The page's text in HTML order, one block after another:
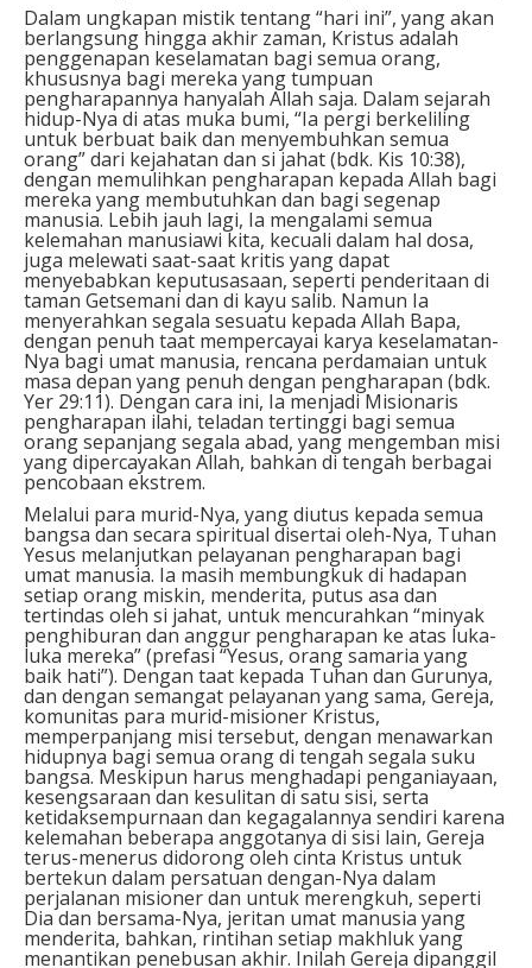
Dalam ungkapan mistik tentang “hari ini”, yang akan
berlangsung hingga akhir zaman, Kristus adalah
penggenapan keselamatan bagi semua orang,
khususnya bagi mereka yang tumpuan
pengharapannya hanyalah Allah saja. Dalam sejarah
hidup-Nya di atas muka bumi, “Ia pergi berkeliling
untuk berbuat baik dan menyembuhkan semua
orang” dari kejahatan dan si jahat (bdk. Kis 10:38),
dengan memulihkan pengharapan kepada Allah bagi
mereka yang membutuhkan dan bagi segenap
manusia. Lebih jauh lagi, Ia mengalami semua
kelemahan manusiawi kita, kecuali dalam hal dosa,
juga melewati saat-saat kritis yang dapat
menyebabkan keputusasaan, seperti penderitaan di
taman Getsemani dan di kayu salib. Namun Ia
menyerahkan segala sesuatu kepada Allah Bapa,
dengan penuh taat mempercayai karya keselamatan-
Nya bagi umat manusia, rencana perdamaian untuk
masa depan yang penuh dengan pengharapan (bdk.
Yer 29:11). Dengan cara ini, Ia menjadi Misionaris
pengharapan ilahi, teladan tertinggi bagi semua
orang sepanjang segala abad, yang mengemban misi
yang dipercayakan Allah, bahkan di tengah berbagai
pencobaan ekstrem.
Melalui para murid-Nya, yang diutus kepada semua
bangsa dan secara spiritual disertai oleh-Nya, Tuhan
Yesus melanjutkan pelayanan pengharapan bagi
umat manusia. Ia masih membungkuk di hadapan
setiap orang miskin, menderita, putus asa dan
tertindas oleh si jahat, untuk mencurahkan “minyak
penghiburan dan anggur pengharapan ke atas luka-
luka mereka” (prefasi “Yesus, orang samaria yang
baik hati”). Dengan taat kepada Tuhan dan Gurunya,
dan dengan semangat pelayanan yang sama, Gereja,
komunitas para murid-misioner Kristus,
memperpanjang misi tersebut, dengan menawarkan
hidupnya bagi semua orang di tengah segala suku
bangsa. Meskipun harus menghadapi penganiayaan,
kesengsaraan dan kesulitan di satu sisi, serta
ketidaksempurnaan dan kegagalannya sendiri karena
kelemahan beberapa anggotanya di sisi lain, Gereja
terus-menerus didorong oleh cinta Kristus untuk
bertekun dalam persatuan dengan-Nya dalam
perjalanan misioner dan untuk merengkuh, seperti
Dia dan bersama-Nya, jeritan umat manusia yang
menderita, bahkan, rintihan setiap makhluk yang
menantikan penebusan akhir. Inilah Gereja dipanggil